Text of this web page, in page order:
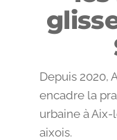
Depuis 2020,
encadre la
urbaine à
aixois.